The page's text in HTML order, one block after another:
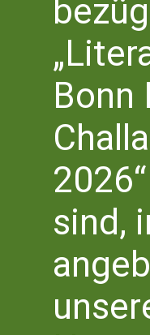
Samstag 14 Juni
Bonner Altstadt
Vorheriger Tag
Bonn
sind,